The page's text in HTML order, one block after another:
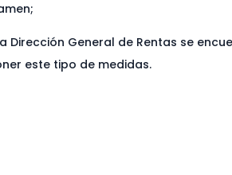
Dirección General de Rentas se
este tipo de medidas.